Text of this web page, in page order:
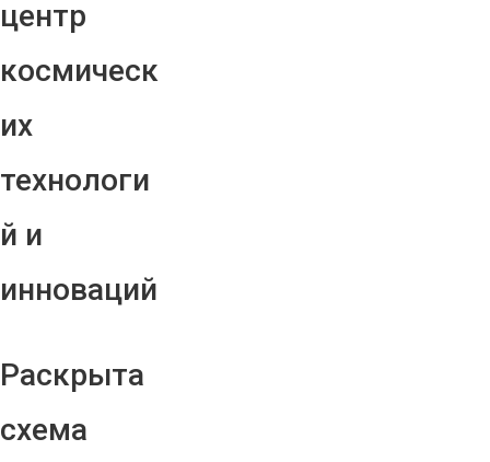
центр
космическ
их
технологи
й и
инноваций
Раскрыта
схема